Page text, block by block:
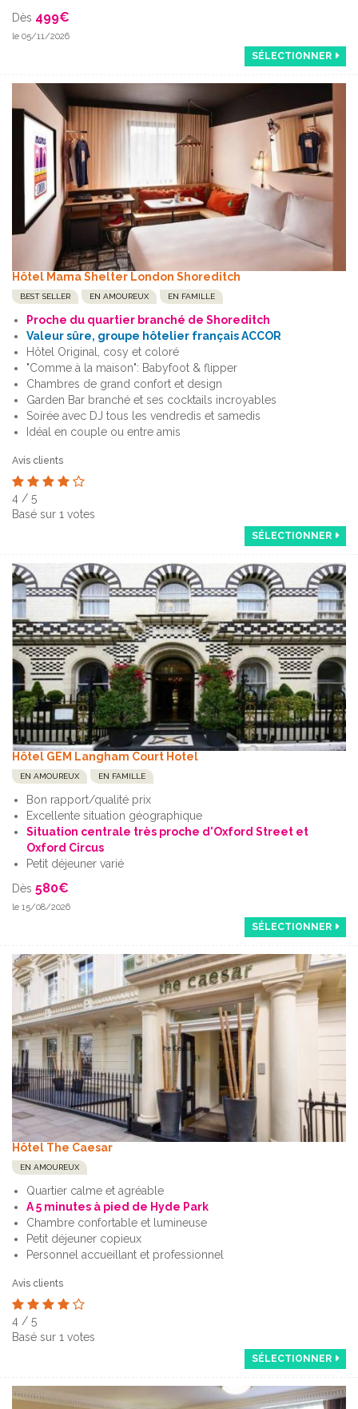
Dès 499€
le 05/11/2026
SÉLECTIONNER
Hôtel Mama Shelter London Shoreditch
BEST SELLER EN AMOUREUX EN FAMILLE
Proche du quartier branché de Shoreditch
Valeur sûre, groupe hôtelier français ACCOR
Hôtel Original, cosy et coloré
"Comme à la maison": Babyfoot & flipper
Chambres de grand confort et design
Garden Bar branché et ses cocktails incroyables
Soirée avec DJ tous les vendredis et samedis
Idéal en couple ou entre amis
Avis clients
4 / 5
Basé sur 1 votes
SÉLECTIONNER
Hôtel GEM Langham Court Hotel
EN AMOUREUX EN FAMILLE
Bon rapport/qualité prix
Excellente situation géographique
Situation centrale très proche d'Oxford Street et
Oxford Circus
Petit déjeuner varié
Dès 580€
le 15/08/2026
SÉLECTIONNER
Hôtel The Caesar
EN AMOUREUX
Quartier calme et agréable
A 5 minutes à pied de Hyde Park
Chambre confortable et lumineuse
Petit déjeuner copieux
Personnel accueillant et professionnel
Avis clients
4 / 5
Basé sur 1 votes
SÉLECTIONNER